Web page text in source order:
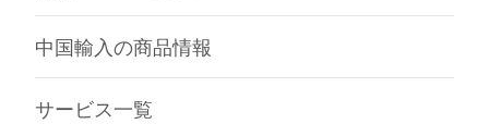
中国輸入の商品情報
サービス一覧